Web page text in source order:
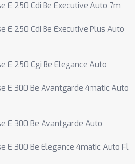
E 250 Cdi Be Executive Auto 7m
E 250 Cdi Be Executive Plus Auto
E 250 Cgi Be Elegance Auto
E 300 Be Avantgarde 4matic Auto
E 300 Be Avantgarde Auto
E 300 Be Elegance 4matic Auto Fl